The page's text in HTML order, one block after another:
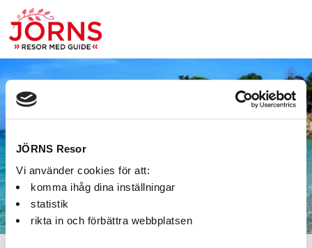
JÖRNS Resor
Vi använder cookies för att:
komma ihåg dina inställningar
statistik
rikta in och förbättra webbplatsen
Bokning: